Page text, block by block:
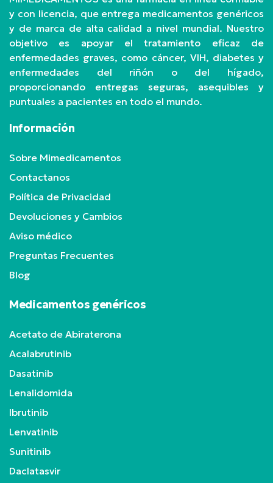
y con licencia, que entrega medicamentos genéricos
y de marca de alta calidad a nivel mundial. Nuestro
objetivo es apoyar el tratamiento eficaz de
enfermedades graves, como cáncer, VIH, diabetes y
enfermedades del riñón o del hígado,
proporcionando entregas seguras, asequibles y
puntuales a pacientes en todo el mundo.
Información
Sobre Mimedicamentos
Contactanos
Política de Privacidad
Devoluciones y Cambios
Aviso médico
Preguntas Frecuentes
Blog
Medicamentos genéricos
Acetato de Abiraterona
Acalabrutinib
Dasatinib
Lenalidomida
Ibrutinib
Lenvatinib
Sunitinib
Daclatasvir